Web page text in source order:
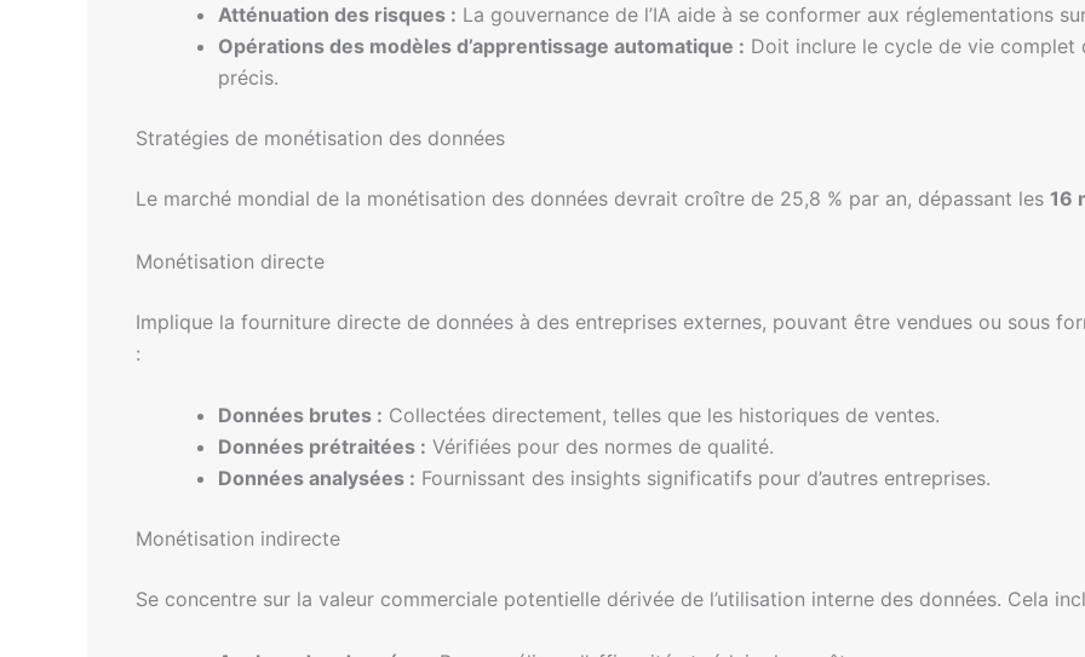
Atténuation des risques : La gouvernance de l’IA aide à se conformer aux réglementations
Opérations des modèles d’apprentissage automatique : Doit inclure le cycle de vie complet
précis.
Stratégies de monétisation des données
Le marché mondial de la monétisation des données devrait croître de 25,8 % par an, dépassant les 16
Monétisation directe
Implique la fourniture directe de données à des entreprises externes, pouvant être vendues ou sous
:
Données brutes : Collectées directement, telles que les historiques de ventes.
Données prétraitées : Vérifiées pour des normes de qualité.
Données analysées : Fournissant des insights significatifs pour d’autres entreprises.
Monétisation indirecte
Se concentre sur la valeur commerciale potentielle dérivée de l’utilisation interne des données. Cela